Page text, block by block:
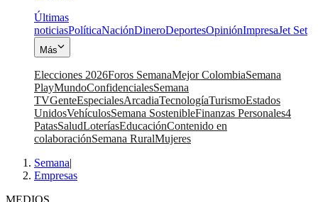
Últimas
noticiasPolíticaNaciónDineroDeportesOpiniónImpresaJet Set
Más
Elecciones 2026Foros SemanaMejor ColombiaSemana
PlayMundoConfidencialesSemana
TVGenteEspecialesArcadiaTecnologíaTurismoEstados
UnidosVehículosSemana SostenibleFinanzas Personales4
PatasSaludLoteríasEducaciónContenido en
colaboraciónSemana RuralMujeres
Semana|
Empresas
MEDIOS